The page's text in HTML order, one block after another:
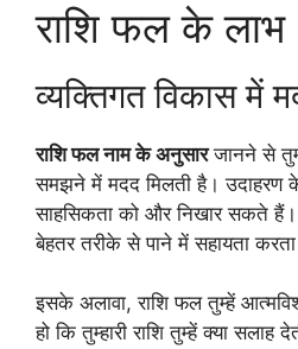
राशि फल के लाभ
व्यक्तिगत विकास में
राशि फल नाम के अनुसारजानने से
समझने में मदद मिलती है। उदाहरण
साहसिकता को और निखार सकते हैं।
बेहतर तरीके से पाने में सहायता
इसके अलावा, राशि फल तुम्हें
हो कि तुम्हारी राशि तुम्हें क्या